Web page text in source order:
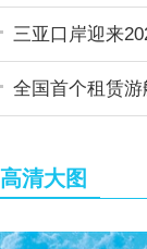
三亚口岸迎来
全国首个租赁
高清大图